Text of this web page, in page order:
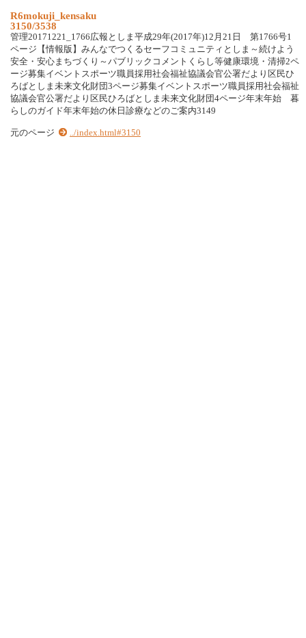
R6mokuji_kensaku
3150/3538
管理20171221_1766広報としま平成29年(2017年)12月21日 第1766号1
ページ【情報版】みんなでつくるセーフコミュニティとしま～続けよう
安全・安心まちづくり～パブリックコメントくらし等健康環境・清掃2ペ
ージ募集イベントスポーツ職員採用社会福祉協議会官公署だより区民ひ
ろばとしま未来文化財団3ページ募集イベントスポーツ職員採用社会福祉
協議会官公署だより区民ひろばとしま未来文化財団4ページ年末年始 暮
らしのガイド年末年始の休日診療などのご案内3149
元のページ ../index.html#3150